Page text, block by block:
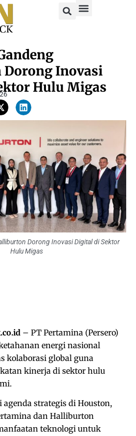
Inovasi
Hulu Migas
Dorong Inovasi Digital di Sektor
Hulu Migas
– PT Pertamina (Persero)
energi nasional
kolaborasi global guna
kinerja di sektor hulu
agenda strategis di Houston,
dan Halliburton
teknologi untuk